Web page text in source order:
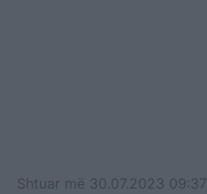
Shtuar më 30.07.2023 09:37